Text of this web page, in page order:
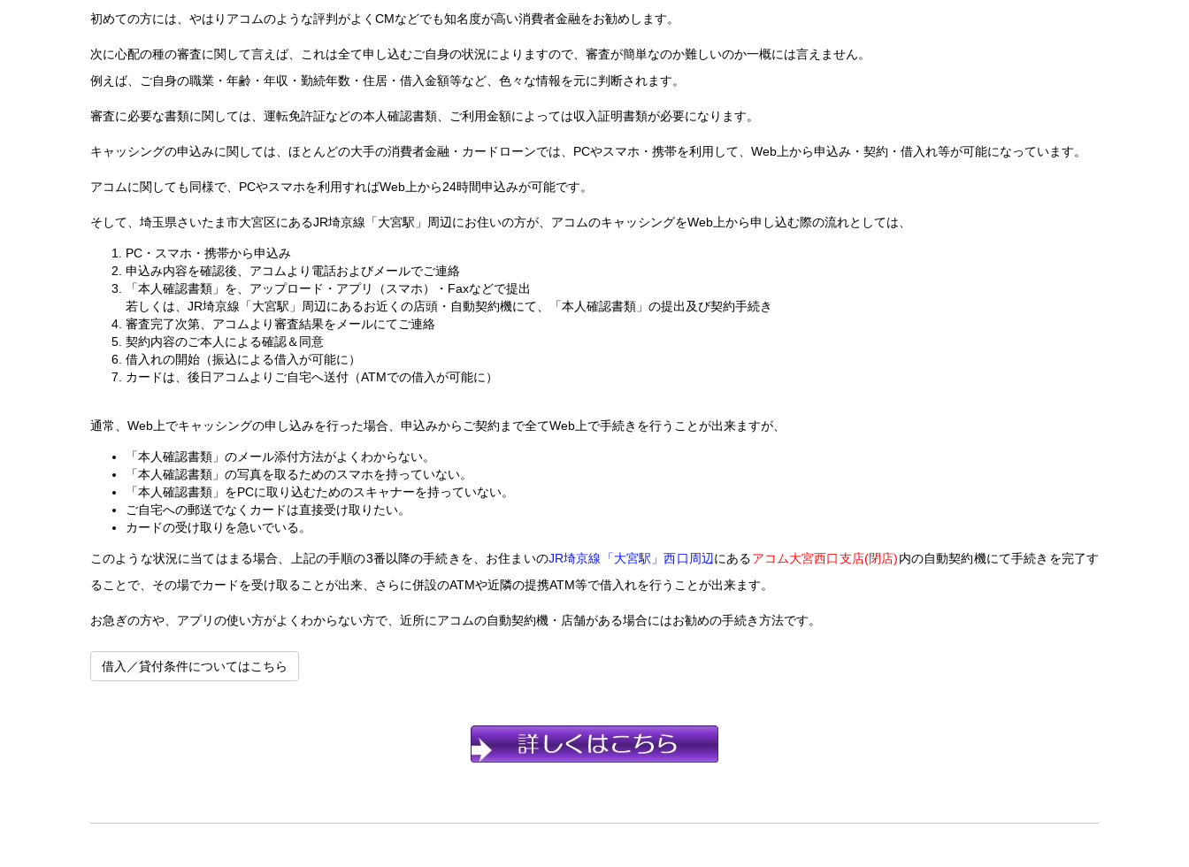
初めての方には、やはりアコムのような評判がよくCMなどでも知名度が高い消費者金融をお勧めします。
次に心配の種の審査に関して言えば、これは全て申し込むご自身の状況によりますので、審査が簡単なのか難しいのか一概には言えません。
例えば、ご自身の職業・年齢・年収・勤続年数・住居・借入金額等など、色々な情報を元に判断されます。
審査に必要な書類に関しては、運転免許証などの本人確認書類、ご利用金額によっては収入証明書類が必要になります。
キャッシングの申込みに関しては、ほとんどの大手の消費者金融・カードローンでは、PCやスマホ・携帯を利用して、Web上から申込み・契約・借入れ等が可能になっています。
アコムに関しても同様で、PCやスマホを利用すればWeb上から24時間申込みが可能です。
そして、埼玉県さいたま市大宮区にあるJR埼京線「大宮駅」周辺にお住いの方が、アコムのキャッシングをWeb上から申し込む際の流れとしては、
PC・スマホ・携帯から申込み
申込み内容を確認後、アコムより電話およびメールでご連絡
「本人確認書類」を、アップロード・アプリ（スマホ）・Faxなどで提出
若しくは、JR埼京線「大宮駅」周辺にあるお近くの店頭・自動契約機にて、「本人確認書類」の提出及び契約手続き
審査完了次第、アコムより審査結果をメールにてご連絡
契約内容のご本人による確認＆同意
借入れの開始（振込による借入が可能に）
カードは、後日アコムよりご自宅へ送付（ATMでの借入が可能に）
通常、Web上でキャッシングの申し込みを行った場合、申込みからご契約まで全てWeb上で手続きを行うことが出来ますが、
「本人確認書類」のメール添付方法がよくわからない。
「本人確認書類」の写真を取るためのスマホを持っていない。
「本人確認書類」をPCに取り込むためのスキャナーを持っていない。
ご自宅への郵送でなくカードは直接受け取りたい。
カードの受け取りを急いでいる。
このような状況に当てはまる場合、上記の手順の3番以降の手続きを、お住まいのJR埼京線「大宮駅」西口周辺にあるアコム大宮西口支店(閉店)内の自動契約機にて手続きを完了す
ることで、その場でカードを受け取ることが出来、さらに併設のATMや近隣の提携ATM等で借入れを行うことが出来ます。
お急ぎの方や、アプリの使い方がよくわからない方で、近所にアコムの自動契約機・店舗がある場合にはお勧めの手続き方法です。
借入／貸付条件についてはこちら